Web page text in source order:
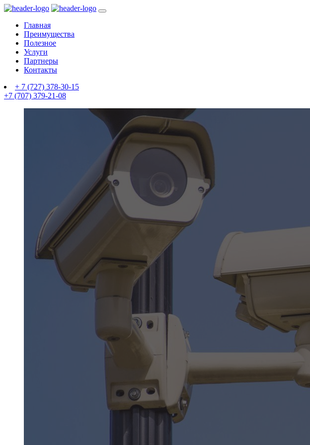
Главная
Преимущества
Полезное
Услуги
Партнеры
Контакты
+ 7 (727) 378-30-15
+7 (707) 379-21-08